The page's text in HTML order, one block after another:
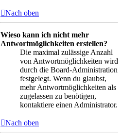
Nach oben
Wieso kann ich nicht mehr
Antwortmöglichkeiten erstellen?
Die maximal zulässige Anzahl
von Antwortmöglichkeiten wird
durch die Board-Administration
festgelegt. Wenn du glaubst,
mehr Antwortmöglichkeiten als
zugelassen zu benötigen,
kontaktiere einen Administrator.
Nach oben